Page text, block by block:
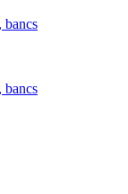
bancs
bancs